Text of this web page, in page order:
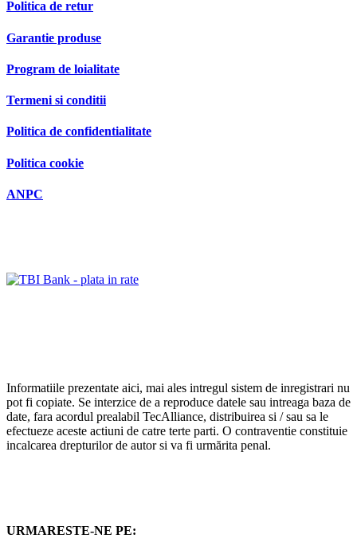
Politica de retur
Garantie produse
Program de loialitate
Termeni si conditii
Politica de confidentialitate
Politica cookie
ANPC
Informatiile prezentate aici, mai ales intregul sistem de inregistrari nu
pot fi copiate. Se interzice de a reproduce datele sau intreaga baza de
date, fara acordul prealabil TecAlliance, distribuirea si / sau sa le
efectueze aceste actiuni de catre terte parti. O contraventie constituie
incalcarea drepturilor de autor si va fi urmărita penal.
URMARESTE-NE PE: